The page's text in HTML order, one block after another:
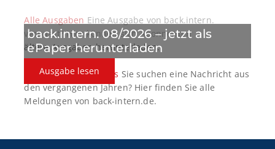
nback.intern. 08/2026 – jetzt als
ePaper herunterladen
Ausgabe lesen
Alle Ausgaben Eine Ausgabe von back.intern.
verpasst? Hier können sich Abonnenten
ältere Ausgaben herunterladen.
back.intern. Top-News Sie suchen eine Nachricht aus
den vergangenen Jahren? Hier finden Sie alle
Meldungen von back-intern.de.